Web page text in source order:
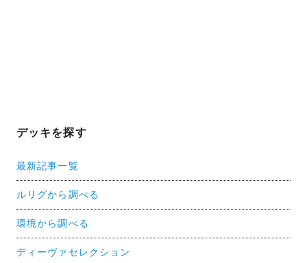
デッキを探す
最新記事一覧
ルリグから調べる
環境から調べる
ディーヴァセレクション